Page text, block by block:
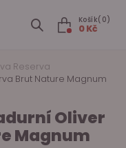
Košík(0)
0 Kč
Reserva
Brut Nature Magnum
Oliver
Magnum